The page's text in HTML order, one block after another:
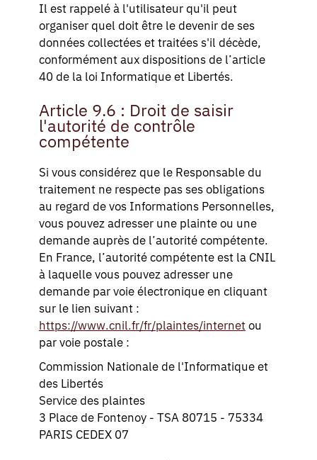
Il est rappelé à l'utilisateur qu'il peut
organiser quel doit être le devenir de ses
données collectées et traitées s'il décède,
conformément aux dispositions de l’article
40 de la loi Informatique et Libertés.
Article 9.6 : Droit de saisir
l'autorité de contrôle
compétente
Si vous considérez que le Responsable du
traitement ne respecte pas ses obligations
au regard de vos Informations Personnelles,
vous pouvez adresser une plainte ou une
demande auprès de l’autorité compétente.
En France, l’autorité compétente est la CNIL
à laquelle vous pouvez adresser une
demande par voie électronique en cliquant
sur le lien suivant :
https://www.cnil.fr/fr/plaintes/internetou
par voie postale :
Commission Nationale de l'Informatique et
des Libertés
Service des plaintes
3 Place de Fontenoy - TSA 80715 - 75334
PARIS CEDEX 07